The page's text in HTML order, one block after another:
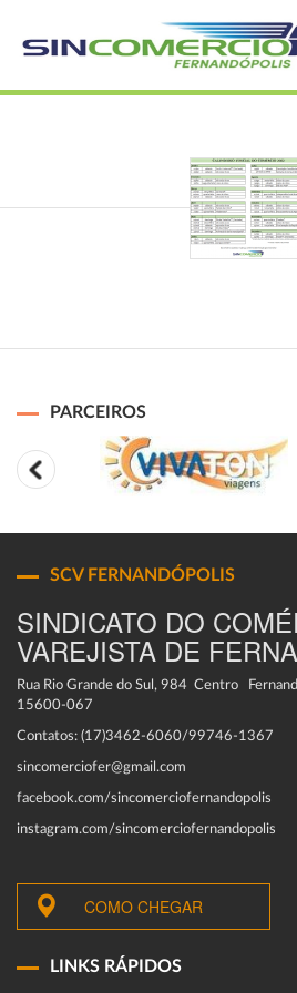
PARCEIROS
SCV FERNANDÓPOLIS
SINDICATO DO
VAREJISTA DE
Rua Rio Grande do Sul, 984 Centro
15600-067
Contatos: (17)3462-6060/99746-1367
sincomerciofer@gmail.com
facebook.com/sincomerciofernandopolis
instagram.com/sincomerciofernandopolis
COMO CHEGAR
LINKS RÁPIDOS